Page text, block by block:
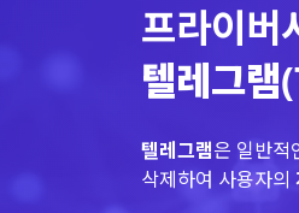
프라이버
텔레그
텔레그램은 일반적
삭제하여 사용자의